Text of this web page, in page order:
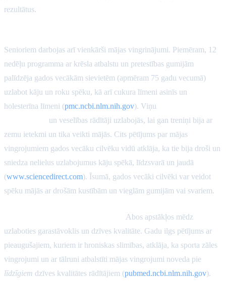
rezultātus.
Senioriem darbojas arī vienkārši mājas vingrinājumi. Piemēram, 12
nedēļu programma ar krēsla atbalstu un pretestības gumijām
palīdzēja gados vecākām sievietēm (apmēram 75 gadu vecumā)
uzlabot kāju un roku spēku, kā arī cukura līmeni asinīs un
holesterīna līmeni (pmc.ncbi.nlm.nih.gov). Viņu
un veselības rādītāji uzlabojās, lai gan treniņi bija ar
zemu ietekmi un tika veikti mājās. Cits pētījums par mājas
vingrojumiem gados vecāku cilvēku vidū atklāja, ka tie bija droši un
sniedza nelielus uzlabojumus kāju spēkā, līdzsvarā un jaudā
(www.sciencedirect.com). Īsumā, gados vecāki cilvēki var veidot
spēku mājās ar drošām kustībām un vieglām gumijām vai svariem.
Abos apstākļos mēdz
uzlaboties garastāvoklis un dzīves kvalitāte. Gadu ilgs pētījums ar
pieaugušajiem, kuriem ir hroniskas slimības, atklāja, ka sporta zāles
vingrojumi un ar tālruni atbalstīti mājas vingrojumi noveda pie
līdzīgiem dzīves kvalitātes rādītājiem (pubmed.ncbi.nlm.nih.gov).